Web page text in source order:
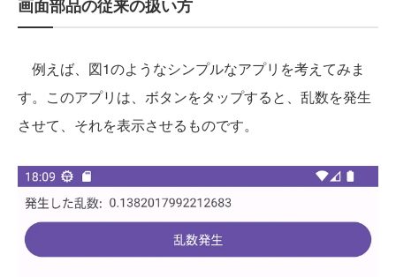
画面部品の従来の扱い方
例えば、図1のようなシンプルなアプリを考えてみま
す。このアプリは、ボタンをタップすると、乱数を発生
させて、それを表示させるものです。